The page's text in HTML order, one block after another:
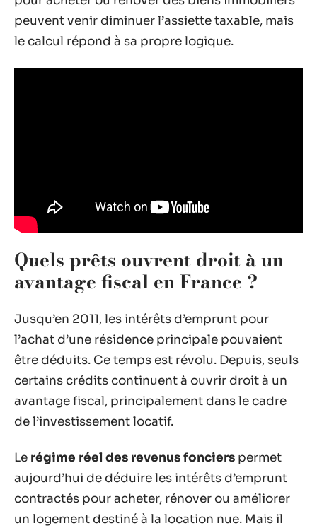
peuvent venir diminuer l’assiette taxable, mais
le calcul répond à sa propre logique.
Quels prêts ouvrent droit à un
avantage fiscal en France ?
Jusqu’en 2011, les intérêts d’emprunt pour
l’achat d’une résidence principale pouvaient
être déduits. Ce temps est révolu. Depuis, seuls
certains crédits continuent à ouvrir droit à un
avantage fiscal, principalement dans le cadre
de l’investissement locatif.
Le régime réel des revenus fonciers permet
aujourd’hui de déduire les intérêts d’emprunt
contractés pour acheter, rénover ou améliorer
un logement destiné à la location nue. Mais il